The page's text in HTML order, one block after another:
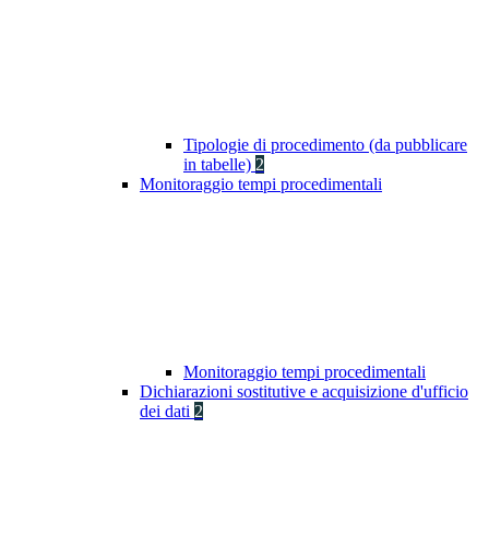
Tipologie di procedimento (da pubblicare
in tabelle) 2
Monitoraggio tempi procedimentali
Monitoraggio tempi procedimentali
Dichiarazioni sostitutive e acquisizione d'ufficio
dei dati 2